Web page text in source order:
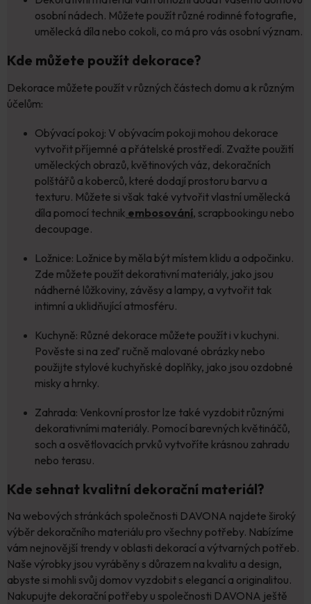
osobní nádech. Můžete použít různé rodinné fotografie,
umělecká díla nebo cokoli, co má pro vás osobní význam.
Kde můžete použít dekorace?
Dekorace můžete použít v různých částech domu a k různým
účelům:
Obývací pokoj: V obývacím pokoji mohou dekorace
vytvořit příjemné a přátelské prostředí. Zvažte použití
uměleckých obrazů, květinových váz, dekoračních
polštářů a koberců, které dodají prostoru barvu a
texturu. Můžete si však také vytvořit vlastní umělecká
díla pomocí technik embosování, scrapbookingu nebo
decoupage.
Ložnice: Ložnice by měla být místem klidu a odpočinku.
Zde můžete použít dekorativní materiály, jako jsou
nádherné lůžkoviny, závěsy a lampy, a vytvořit tak
intimní a uklidňující atmosféru.
Kuchyně: Různé dekorace můžete použít i v kuchyni.
Pověste si na zeď ručně malované obrázky nebo
použijte stylové kuchyňské doplňky, jako jsou ozdobné
misky a hrnky.
Zahrada: Venkovní prostor lze také vyzdobit různými
dekorativními materiály. Pomocí barevných květináčů,
soch a osvětlovacích prvků vytvoříte krásnou zahradu
nebo terasu.
Kde sehnat kvalitní dekorační materiál?
Na webových stránkách společnosti DAVONA najdete široký
výběr dekoračního materiálu pro všechny potřeby. Nabízíme
vám nejnovější trendy v oblasti dekorací a výtvarných potřeb.
Naše výrobky jsou vyráběny s důrazem na kvalitu a design,
abyste si mohli svůj domov vyzdobit s elegancí a originalitou.
Nakupujte dekorační potřeby u společnosti DAVONA ještě